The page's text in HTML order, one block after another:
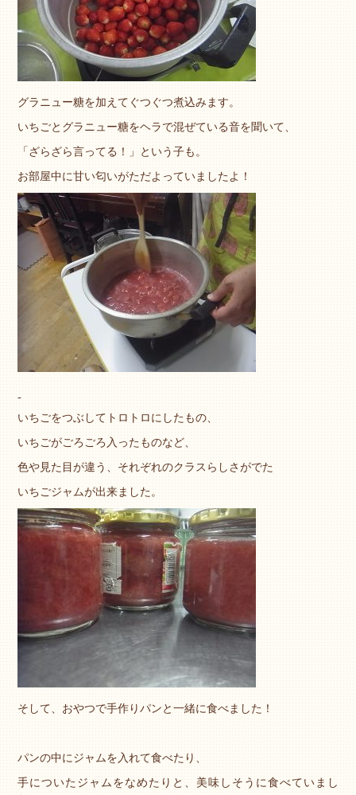
グラニュー糖を加えてぐつぐつ煮込みます。
いちごとグラニュー糖をヘラで混ぜている音を聞いて、
「ざらざら言ってる！」という子も。
お部屋中に甘い匂いがただよっていましたよ！
いちごをつぶしてトロトロにしたもの、
いちごがごろごろ入ったものなど、
色や見た目が違う、それぞれのクラスらしさがでた
いちごジャムが出来ました。
そして、おやつで手作りパンと一緒に食べました！
パンの中にジャムを入れて食べたり、
手についたジャムをなめたりと、美味しそうに食べていまし